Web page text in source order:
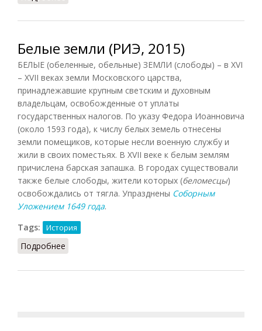
Белые земли (РИЭ, 2015)
БЕЛЫЕ (обеленные, обельные) ЗЕМЛИ (слободы) – в XVI
– XVII веках земли Московского царства,
принадлежавшие крупным светским и духовным
владельцам, освобожденные от уплаты
государственных налогов. По указу Федора Иоанновича
(около 1593 года), к числу белых земель отнесены
земли помещиков, которые несли военную службу и
жили в своих поместьях. В XVII веке к белым землям
причислена барская запашка. В городах существовали
также белые слободы, жители которых (беломесцы)
освобождались от тягла. Упразднены Соборным
Уложением 1649 года.
Tags:
История
Подробнее